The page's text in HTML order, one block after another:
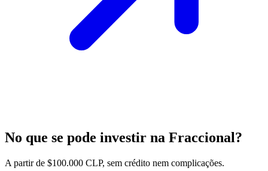
No que se pode investir na Fraccional?
A partir de $100.000 CLP, sem crédito nem complicações.